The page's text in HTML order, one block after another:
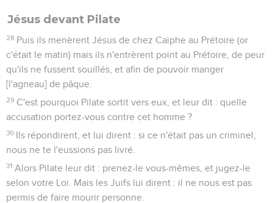
Jésus devant Pilate
28 Puis ils menèrent Jésus de chez Caïphe au Prétoire (or
c'était le matin) mais ils n'entrèrent point au Prétoire, de peur
qu'ils ne fussent souillés, et afin de pouvoir manger
[l'agneau] de pâque.
29 C'est pourquoi Pilate sortit vers eux, et leur dit : quelle
accusation portez-vous contre cet homme ?
30 Ils répondirent, et lui dirent : si ce n'était pas un criminel,
nous ne te l'eussions pas livré.
31 Alors Pilate leur dit : prenez-le vous-mêmes, et jugez-le
selon votre Loi. Mais les Juifs lui dirent : il ne nous est pas
permis de faire mourir personne.